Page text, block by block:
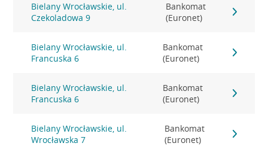
Bielany Wrocławskie, ul.
Czekoladowa 9
Bankomat
(Euronet)
Bielany Wrocławskie, ul.
Francuska 6
Bankomat
(Euronet)
Bielany Wrocławskie, ul.
Francuska 6
Bankomat
(Euronet)
Bielany Wrocławskie, ul.
Wrocławska 7
Bankomat
(Euronet)